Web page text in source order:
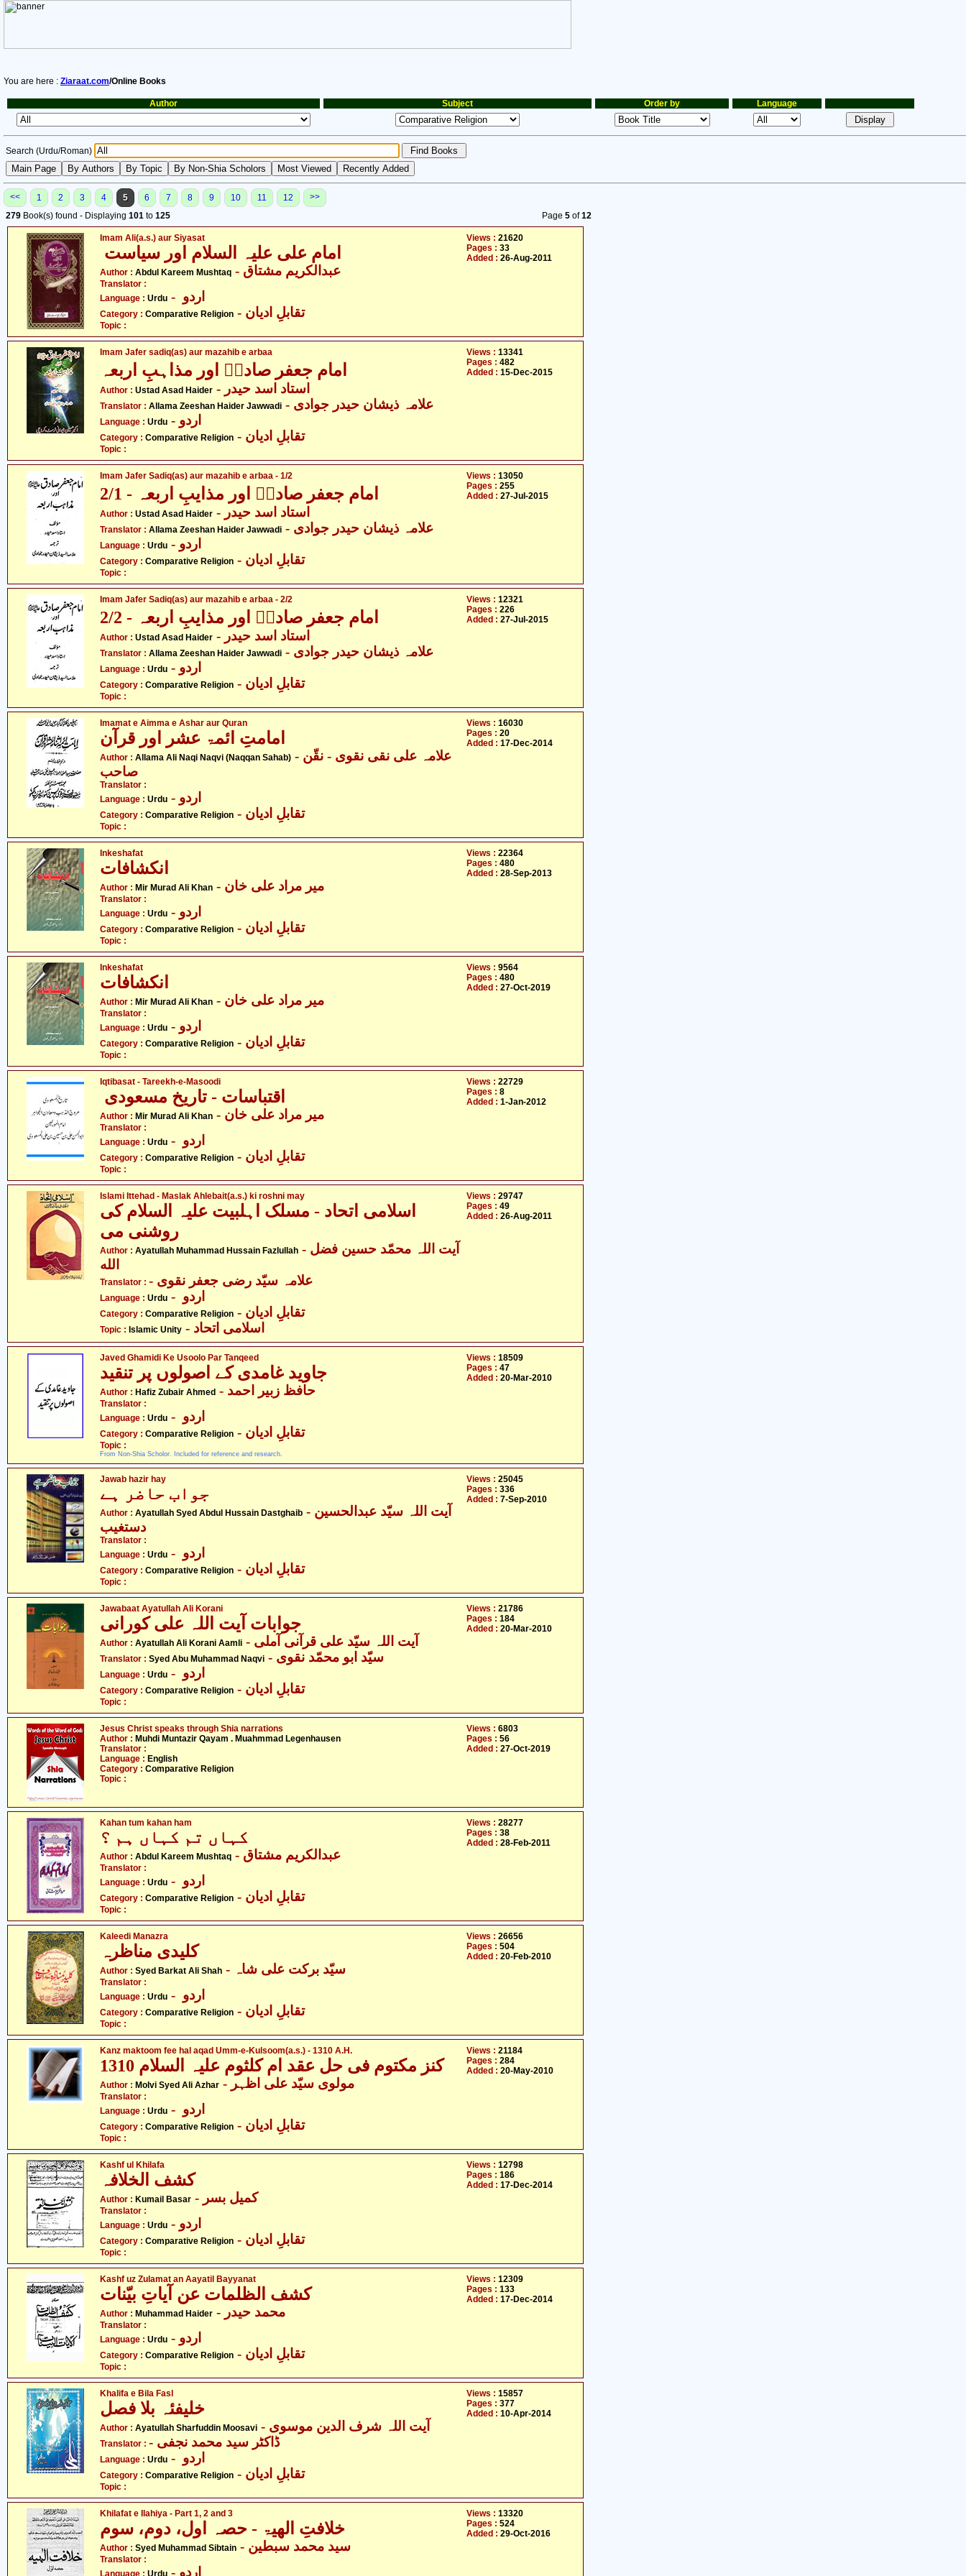
You are here : Ziaraat.com/Online Books
Author Subject Order by Language
Search (Urdu/Roman)
<< 1 2 3 4 5 6 7 8 9 10 11 12
>>
279 Book(s) found - Displaying 101 to 125 Page 5 of12
Imam Ali(a.s.) aur Siyasat
Author : Abdul Kareem Mushtaq - عبدالکریم مشتاق
Translator :
Language : Urdu
Category : Comparative Religion - تقابلِ ادیان
Topic :
Views : 21620
Pages : 33
Added : 26-Aug-2011
Imam Jafer sadiq(as) aur mazahib e arbaa
امام جعفر صادقؑ اور مذاہبِ اربعہ
Author : Ustad Asad Haider - استاد اسد حیدر
Translator : Allama Zeeshan Haider Jawwadi - علامہ ذیشان حیدر جوادی
Language : Urdu - اردو
Category : Comparative Religion - تقابلِ ادیان
Topic :
Views : 13341
Pages : 482
Added : 15-Dec-2015
Imam Jafer Sadiq(as) aur mazahib e arbaa - 1/2
امام جعفر صادقؑ اور مذایبِ اربعہ - 2/1
Author : Ustad Asad Haider - استاد اسد حیدر
Translator : Allama Zeeshan Haider Jawwadi - علامہ ذیشان حیدر جوادی
Language : Urdu - اردو
Category : Comparative Religion - تقابلِ ادیان
Topic :
Views : 13050
Pages : 255
Added : 27-Jul-2015
Imam Jafer Sadiq(as) aur mazahib e arbaa - 2/2
امام جعفر صادقؑ اور مذایبِ اربعہ - 2/2
Author : Ustad Asad Haider - استاد اسد حیدر
Translator : Allama Zeeshan Haider Jawwadi - علامہ ذیشان حیدر جوادی
Language : Urdu - اردو
Category : Comparative Religion - تقابلِ ادیان
Topic :
Views : 12321
Pages : 226
Added : 27-Jul-2015
Imamat e Aimma e Ashar aur Quran
امامتِ ائمۃ عشر اور قرآن
Author : Allama Ali Naqi Naqvi (Naqqan Sahab) - علامہ علی نقی نقوی - نقّن
صاحب
Translator :
Language : Urdu - اردو
Category : Comparative Religion - تقابلِ ادیان
Topic :
Views : 16030
Pages : 20
Added : 17-Dec-2014
Inkeshafat
انکشافات
Author : Mir Murad Ali Khan - میر مراد علی خان
Translator :
Language : Urdu - اردو
Category : Comparative Religion - تقابلِ ادیان
Topic :
Views : 22364
Pages : 480
Added : 28-Sep-2013
Inkeshafat
انکشافات
Author : Mir Murad Ali Khan - میر مراد علی خان
Translator :
Language : Urdu - اردو
Category : Comparative Religion - تقابلِ ادیان
Topic :
Views : 9564
Pages : 480
Added : 27-Oct-2019
Iqtibasat - Tareekh-e-Masoodi
اقتباسات - تاریخ مسعودی
Author : Mir Murad Ali Khan - میر مراد علی خان
Translator :
Language : Urdu
Category : Comparative Religion - تقابلِ ادیان
Topic :
Views : 22729
Pages : 8
Added : 1-Jan-2012
Islami Ittehad - Maslak Ahlebait(a.s.) ki roshni may
اسلامی اتحاد - مسلک اہلبیت علیہ السلام کی
روشنی می
Author : Ayatullah Muhammad Hussain Fazlullah - آیت اللہ محمّد حسین فضل
الله
Translator : - علامہ سیّد رضی جعفر نقوی
Language : Urdu
Category : Comparative Religion - تقابلِ ادیان
Topic : Islamic Unity - اسلامی اتحاد
Views : 29747
Pages : 49
Added : 26-Aug-2011
Javed Ghamidi Ke Usoolo Par Tanqeed
Author : Hafiz Zubair Ahmed - حافظ زبیر احمد
Translator :
Language : Urdu
Category : Comparative Religion - تقابلِ ادیان
Topic :
From Non-Shia Scholor. Included for reference and research.
Views : 18509
Pages : 47
Added : 20-Mar-2010
Jawab hazir hay
Author : Ayatullah Syed Abdul Hussain Dastghaib - آیت اللہ سیّد عبدالحسین
دستغیب
Translator :
Language : Urdu
Category : Comparative Religion - تقابلِ ادیان
Topic :
Views : 25045
Pages : 336
Added : 7-Sep-2010
Jawabaat Ayatullah Ali Korani
Author : Ayatullah Ali Korani Aamli - آیت اللہ سیّد علی قرآنی آملی
Translator : Syed Abu Muhammad Naqvi - سیّد ابو محمّد نقوی
Language : Urdu
Category : Comparative Religion - تقابلِ ادیان
Topic :
Views : 21786
Pages : 184
Added : 20-Mar-2010
Jesus Christ speaks through Shia narrations
Author : Muhdi Muntazir Qayam . Muahmmad Legenhausen
Translator :
Language : English
Category : Comparative Religion
Topic :
Views : 6803
Pages : 56
Added : 27-Oct-2019
Kahan tum kahan ham
کہاں تم کہاں ہم ؟
Author : Abdul Kareem Mushtaq - عبدالکریم مشتاق
Translator :
Language : Urdu
Category : Comparative Religion - تقابلِ ادیان
Topic :
Views : 28277
Pages : 38
Added : 28-Feb-2011
Kaleedi Manazra
کلیدی مناظرہ
Author : Syed Barkat Ali Shah - سیّد برکت علی شاہ
Translator :
Language : Urdu
Category : Comparative Religion - تقابلِ ادیان
Topic :
Views : 26656
Pages : 504
Added : 20-Feb-2010
Kanz maktoom fee hal aqad Umm-e-Kulsoom(a.s.) - 1310 A.H.
کنز مکتوم فی حل عقد ام کلثوم علیہ السلام 1310
Author : Molvi Syed Ali Azhar
Translator :
Language : Urdu
Category : Comparative Religion - تقابلِ ادیان
Topic :
Views : 21184
Pages : 284
Added : 20-May-2010
Kashf ul Khilafa
کشف الخلافہ
Author : Kumail Basar - کمیل بسر
Translator :
Language : Urdu - اردو
Category : Comparative Religion - تقابلِ ادیان
Topic :
Views : 12798
Pages : 186
Added : 17-Dec-2014
Kashf uz Zulamat an Aayatil Bayyanat
کشف الظلمات عن آیاتِ بیّنات
Author : Muhammad Haider - محمد حیدر
Translator :
Language : Urdu - اردو
Category : Comparative Religion - تقابلِ ادیان
Topic :
Views : 12309
Pages : 133
Added : 17-Dec-2014
Khalifa e Bila Fasl
خلیفئہ بلا فصل
Author : Ayatullah Sharfuddin Moosavi - آیت اللہ شرف الدین موسوی
Translator : - ڈاکٹر سید محمد نجفی
Language : Urdu
Category : Comparative Religion - تقابلِ ادیان
Topic :
Views : 15857
Pages : 377
Added : 10-Apr-2014
Khilafat e Ilahiya - Part 1, 2 and 3
خلافتِ الھیۃ - حصہ اول، دوم، سوم
Author : Syed Muhammad Sibtain - سید محمد سبطین
Translator :
Language : Urdu - اردو
Views : 13320
Pages : 524
Added : 29-Oct-2016